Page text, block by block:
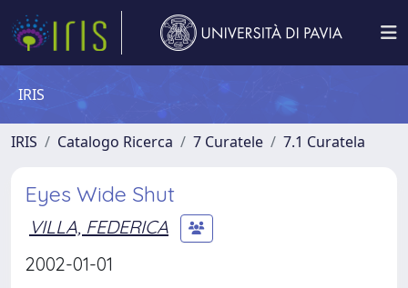
IRIS
IRIS Catalogo Ricerca 7 Curatele 7.1 Curatela
Eyes Wide Shut
VILLA, FEDERICA
2002-01-01